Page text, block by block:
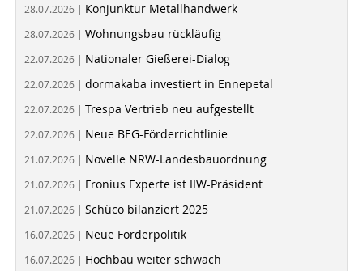
28.07.2026 | Konjunktur Metallhandwerk
28.07.2026 | Wohnungsbau rückläufig
22.07.2026 | Nationaler Gießerei-Dialog
22.07.2026 | dormakaba investiert in Ennepetal
22.07.2026 | Trespa Vertrieb neu aufgestellt
22.07.2026 | Neue BEG-Förderrichtlinie
21.07.2026 | Novelle NRW-Landesbauordnung
21.07.2026 | Fronius Experte ist IIW-Präsident
21.07.2026 | Schüco bilanziert 2025
16.07.2026 | Neue Förderpolitik
16.07.2026 | Hochbau weiter schwach